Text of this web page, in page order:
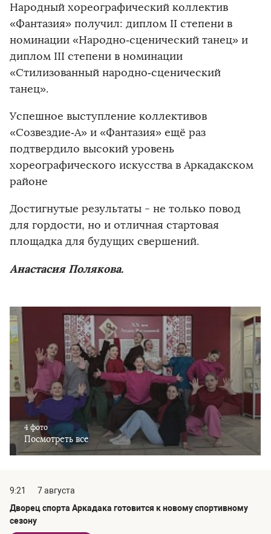
Народный хореографический коллектив
«Фантазия» получил: диплом II степени в
номинации «Народно‑сценический танец» и
диплом III степени в номинации
«Стилизованный народно‑сценический
танец».
Успешное выступление коллективов
«Созвездие‑А» и «Фантазия» ещё раз
подтвердило высокий уровень
хореографического искусства в Аркадакском
районе
Достигнутые результаты - не только повод
для гордости, но и отличная стартовая
площадка для будущих свершений.
Анастасия Полякова.
4 фото
Посмотреть все
9:21
7 августа
Дворец спорта Аркадака готовится к новому спортивному
сезону